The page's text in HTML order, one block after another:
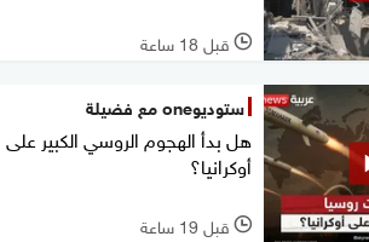
l قبل 18 ساعة
ستوديوone مع فضيلة
هل بدأ الهجوم الروسي الكبير على
أوكرانيا؟
l قبل 19 ساعة